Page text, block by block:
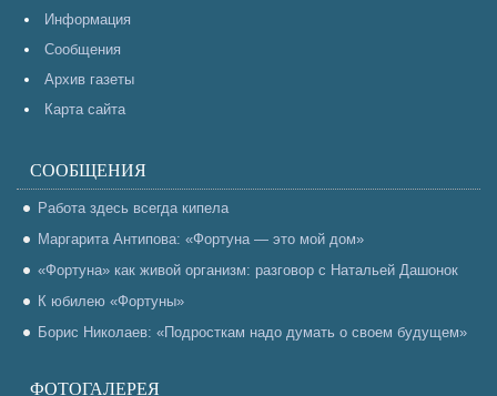
Информация
Сообщения
Архив газеты
Карта сайта
СООБЩЕНИЯ
Работа здесь всегда кипела
Маргарита Антипова: «Фортуна — это мой дом»
«Фортуна» как живой организм: разговор с Натальей Дашонок
К юбилею «Фортуны»
Борис Николаев: «Подросткам надо думать о своем будущем»
ФОТОГАЛЕРЕЯ